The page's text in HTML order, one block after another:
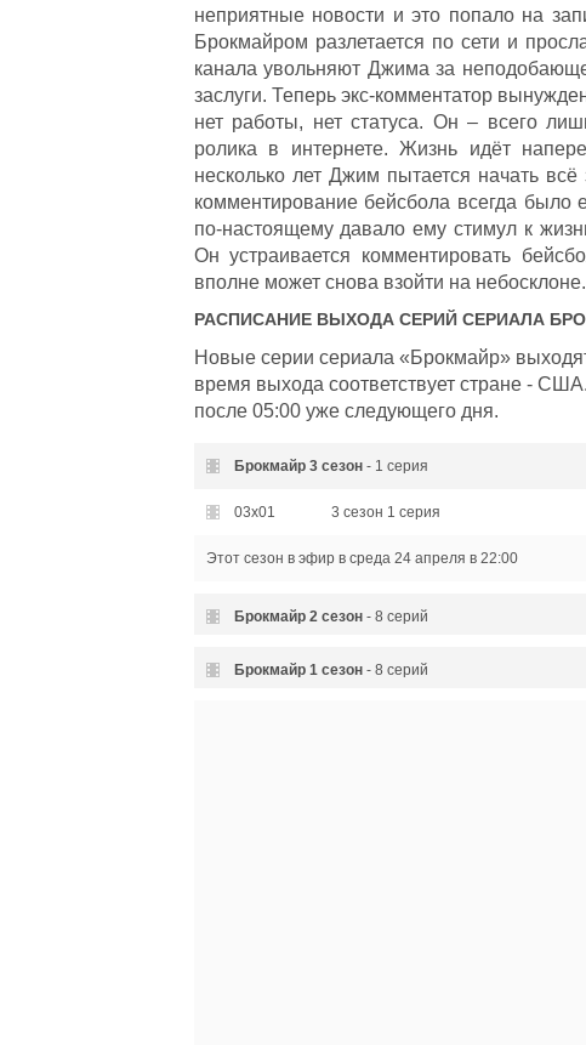
неприятные новости и это попало на
Брокмайром разлетается по сети и
канала увольняют Джима за
заслуги. Теперь экс-комментатор
нет работы, нет статуса. Он – всего
ролика в интернете. Жизнь идёт
несколько лет Джим пытается начать
комментирование бейсбола всегда было
по-настоящему давало ему стимул к
Он устраивается комментировать
вполне может снова взойти на небосклоне.
РАСПИСАНИЕ ВЫХОДА СЕРИЙ СЕРИАЛА
Новые серии сериала «Брокмайр»
время выхода соответствует стране -
после 05:00 уже следующего дня.
Брокмайр 3 сезон- 1 серия
03x01 3 сезон 1 серия
Этот сезон в эфир в среда 24 апреля в 22:00
Брокмайр 2 сезон- 8 серий
02x08 2 сезон 8 серия
Брокмайр 1 сезон- 8 серий